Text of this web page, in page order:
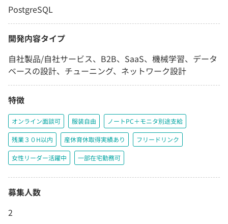
PostgreSQL
開発内容タイプ
自社製品/自社サービス、B2B、SaaS、機械学習、データ
ベースの設計、チューニング、ネットワーク設計
特徴
オンライン面談可 服装自由 ノートPC＋モニタ別途支給
残業３０H以内 産休育休取得実績あり フリードリンク
女性リーダー活躍中 一部在宅勤務可
募集人数
2